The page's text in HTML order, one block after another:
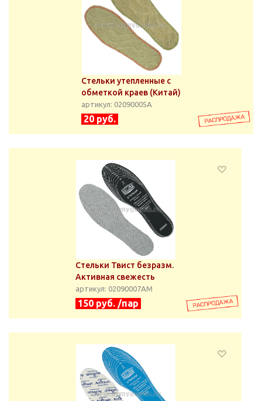
Стельки утепленные с
обметкой краев (Китай)
артикул: 02090005А
20 руб.
Стельки Твист безразм.
Активная свежесть
артикул: 02090007АМ
150 руб. /пар